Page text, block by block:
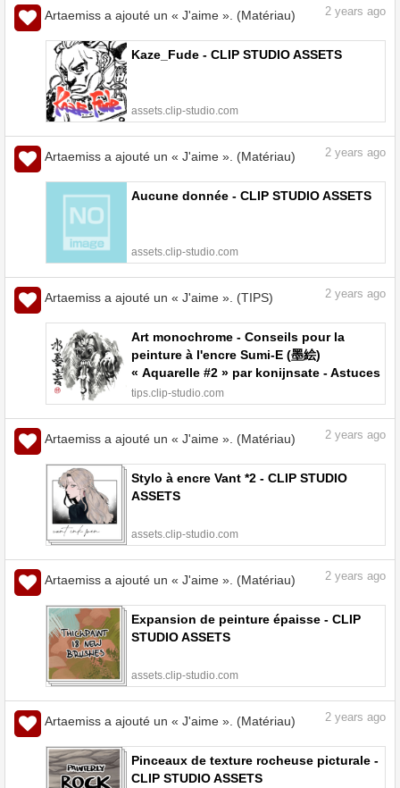
Artaemiss a ajouté un « J'aime ». (Matériau) 2 years ago
Kaze_Fude - CLIP STUDIO ASSETS
assets.clip-studio.com
Artaemiss a ajouté un « J'aime ». (Matériau) 2 years ago
Aucune donnée - CLIP STUDIO ASSETS
assets.clip-studio.com
Artaemiss a ajouté un « J'aime ». (TIPS) 2 years ago
Art monochrome - Conseils pour la
peinture à l'encre Sumi-E (墨絵)
« Aquarelle #2 » par konijnsate - Astuces
pour dessiner | CLIP STUDIO TIPS
tips.clip-studio.com
Artaemiss a ajouté un « J'aime ». (Matériau) 2 years ago
Stylo à encre Vant *2 - CLIP STUDIO
ASSETS
assets.clip-studio.com
Artaemiss a ajouté un « J'aime ». (Matériau) 2 years ago
Expansion de peinture épaisse - CLIP
STUDIO ASSETS
assets.clip-studio.com
Artaemiss a ajouté un « J'aime ». (Matériau) 2 years ago
Pinceaux de texture rocheuse picturale -
CLIP STUDIO ASSETS